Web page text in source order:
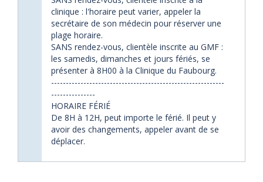
clinique : l'horaire peut varier, appeler la
secrétaire de son médecin pour réserver une
plage horaire.
SANS rendez-vous, clientèle inscrite au GMF :
les samedis, dimanches et jours fériés, se
présenter à 8H00 à la Clinique du Faubourg.
-----------------------------------------------------------
---------------
HORAIRE FÉRIÉ
De 8H à 12H, peut importe le férié. Il peut y
avoir des changements, appeler avant de se
déplacer.